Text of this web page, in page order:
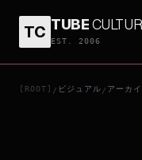
TC TUBE
EST. 2006
[ROOT] / ビジュアル / アーカ
11・25自決の日 三